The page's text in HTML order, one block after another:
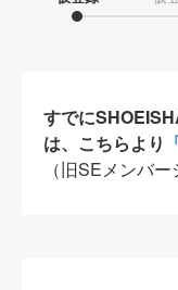
すでに
は、こちらより
（旧SEメンバ